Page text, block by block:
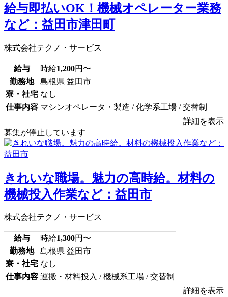
給与即払いOK！機械オペレーター業務
など：益田市津田町
株式会社テクノ・サービス
給与 時給1,200円〜
勤務地
島根県 益田市
寮・社宅 なし
仕事内容 マシンオペレータ・製造 / 化学系工場 / 交替制
詳細を表示
募集が停止しています
きれいな職場。魅力の高時給。材料の
機械投入作業など：益田市
株式会社テクノ・サービス
給与 時給1,300円〜
勤務地
島根県 益田市
寮・社宅 なし
仕事内容 運搬・材料投入 / 機械系工場 / 交替制
詳細を表示